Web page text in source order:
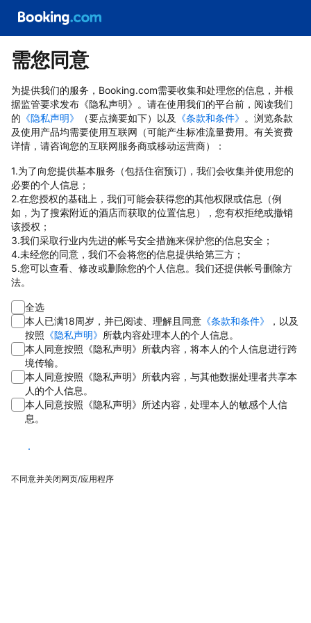
需您同意
为提供我们的服务，Booking.com需要收集和处理您的信息，并根
据监管要求发布《隐私声明》。请在使用我们的平台前，阅读我们
的 《隐私声明》 （要点摘要如下）以及 《条款和条件》 。浏览条款
及使用产品均需要使用互联网（可能产生标准流量费用。有关资费
详情，请咨询您的互联网服务商或移动运营商）：
1.为了向您提供基本服务（包括住宿预订)，我们会收集并使用您的
必要的个人信息；
2.在您授权的基础上，我们可能会获得您的其他权限或信息（例
如，为了搜索附近的酒店而获取的位置信息），您有权拒绝或撤销
该授权；
3.我们采取行业内先进的帐号安全措施来保护您的信息安全；
4.未经您的同意，我们不会将您的信息提供给第三方；
5.您可以查看、修改或删除您的个人信息。我们还提供帐号删除方
法。
全选
本人已满18周岁，并已阅读、理解且同意 《条款和条件》
，以及
按照 《隐私声明》 所载内容处理本人的个人信息。
本人同意按照《隐私声明》所载内容，将本人的个人信息进行跨
境传输。
本人同意按照《隐私声明》所载内容，与其他数据处理者共享本
人的个人信息。
本人同意按照《隐私声明》所述内容，处理本人的敏感个人信
息。
同意
不同意并关闭网页/应用程序